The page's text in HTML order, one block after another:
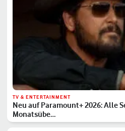
TV & ENTERTAINMENT
Neu auf Paramount+ 2026: Alle
Monatsübe…